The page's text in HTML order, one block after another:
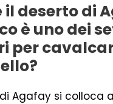
il deserto di
è uno dei
per
Agafay si colloca